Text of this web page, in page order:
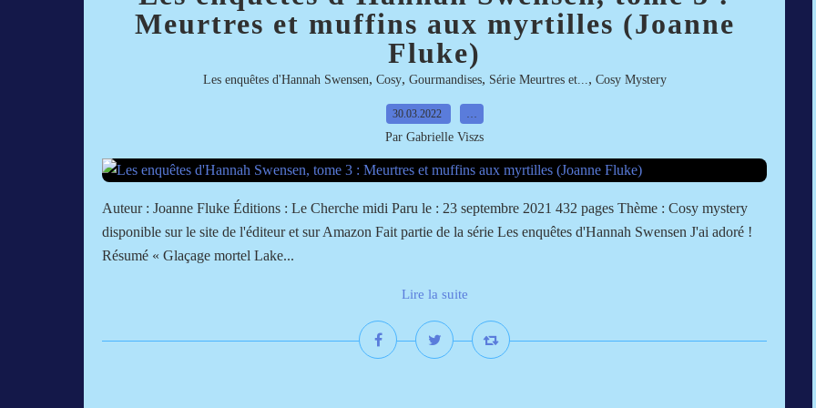
Meurtres et muffins aux myrtilles (Joanne
Fluke)
Les enquêtes d'Hannah Swensen, Cosy, Gourmandises, Série Meurtres et..., Cosy Mystery
30.03.2022 …
Par Gabrielle Viszs
Auteur : Joanne Fluke Éditions : Le Cherche midi Paru le : 23 septembre 2021 432 pages Thème : Cosy mystery
disponible sur le site de l'éditeur et sur Amazon Fait partie de la série Les enquêtes d'Hannah Swensen J'ai adoré !
Résumé « Glaçage mortel Lake...
Lire la suite